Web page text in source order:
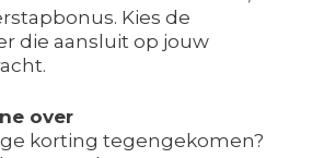
Kies de
die aansluit op jouw
over
korting tegengekomen?